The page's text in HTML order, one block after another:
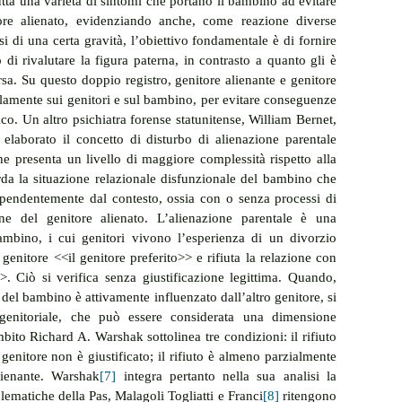
alienato, evidenziando anche, come reazione diverse
di una certa gravità, l’obiettivo fondamentale è di fornire
rivalutare la figura paterna, in contrasto a quanto gli è
Su questo doppio registro, genitore alienante e genitore
sui genitori e sul bambino, per evitare conseguenze
Un altro psichiatra forense statunitense, William Bernet,
il concetto di disturbo di alienazione parentale
presenta un livello di maggiore complessità rispetto alla
la situazione relazionale disfunzionale del bambino che
dal contesto, ossia con o senza processi di
del genitore alienato. L’alienazione parentale è una
i cui genitori vivono l’esperienza di un divorzio
<<il genitore preferito>> e rifiuta la relazione con
Ciò si verifica senza giustificazione legittima. Quando,
bambino è attivamente influenzato dall’altro genitore, si
che può essere considerata una dimensione
Richard A. Warshak sottolinea tre condizioni: il rifiuto
non è giustificato; il rifiuto è almeno parzialmente
Warshak[7] integra pertanto nella sua analisi la
della Pas, Malagoli Togliatti e Franci[8] ritengono